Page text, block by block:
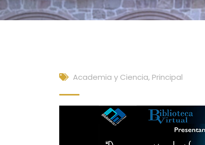
Academia y Ciencia, Principal